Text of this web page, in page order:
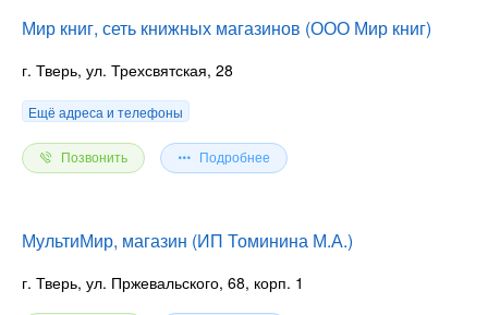
Мир книг, сеть книжных магазинов (ООО Мир книг)
г. Тверь, ул. Трехсвятская, 28
Ещё адреса и телефоны
Позвонить Подробнее
МультиМир, магазин (ИП Томинина М.А.)
г. Тверь, ул. Пржевальского, 68, корп. 1